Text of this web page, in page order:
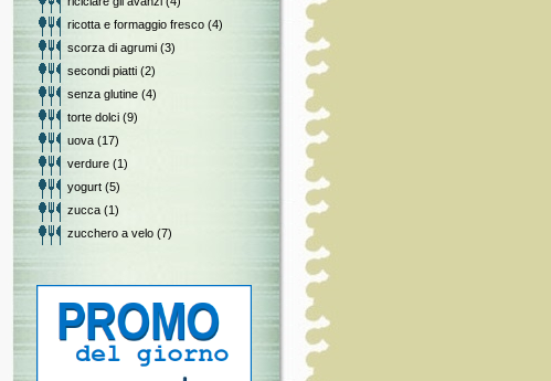
ricotta e formaggio fresco (4)
scorza di agrumi (3)
secondi piatti (2)
senza glutine (4)
torte dolci (9)
uova (17)
verdure (1)
yogurt (5)
zucca (1)
zucchero a velo (7)